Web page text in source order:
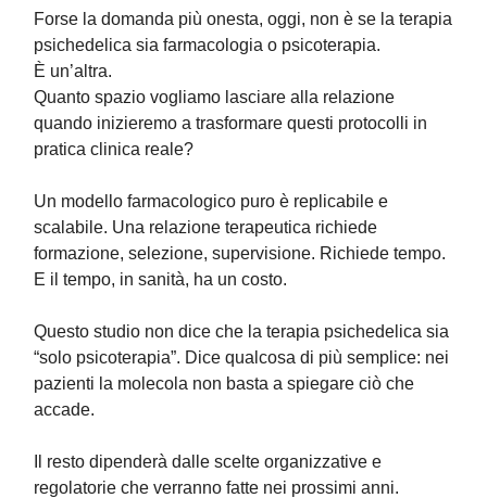
Forse la domanda più onesta, oggi, non è se la terapia
psichedelica sia farmacologia o psicoterapia.
È un’altra.
Quanto spazio vogliamo lasciare alla relazione
quando inizieremo a trasformare questi protocolli in
pratica clinica reale?
Un modello farmacologico puro è replicabile e
scalabile. Una relazione terapeutica richiede
formazione, selezione, supervisione. Richiede tempo.
E il tempo, in sanità, ha un costo.
Questo studio non dice che la terapia psichedelica sia
“solo psicoterapia”. Dice qualcosa di più semplice: nei
pazienti la molecola non basta a spiegare ciò che
accade.
Il resto dipenderà dalle scelte organizzative e
regolatorie che verranno fatte nei prossimi anni.